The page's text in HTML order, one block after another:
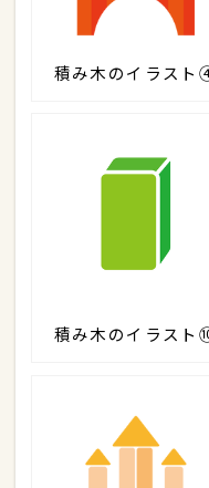
積み木のイラスト
積み木のイラスト